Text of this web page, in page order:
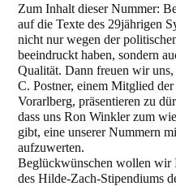
Zum Inhalt dieser Nummer:
auf die Texte des 29jährigen
nicht nur wegen der
beeindruckt haben, sondern
Qualität. Dann freuen wir
C. Postner, einem Mitglied
Vorarlberg, präsentieren zu
dass uns Ron Winkler zum
gibt, eine unserer Nummern
aufzuwerten.
Beglückwünschen wollen wir
des Hilde-Zach-Stipendiums